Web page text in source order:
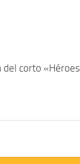
del corto «Héroes